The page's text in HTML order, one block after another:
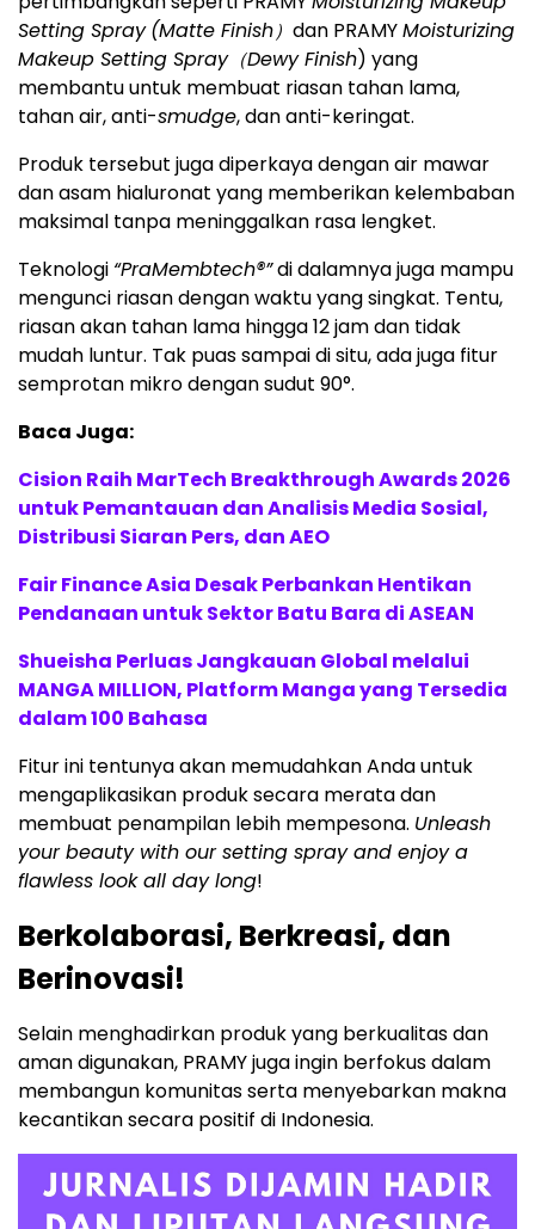
Setting Spray (Matte Finish） dan PRAMYMoisturizing
Makeup Setting Spray（Dewy Finish) yang
membantu untuk membuat riasan tahan lama,
tahan air, anti-smudge, dan anti-keringat.
Produk tersebut juga diperkaya dengan air mawar
dan asam hialuronat yang memberikan kelembaban
maksimal tanpa meninggalkan rasa lengket.
Teknologi “PraMembtech®”di dalamnya juga mampu
mengunci riasan dengan waktu yang singkat. Tentu,
riasan akan tahan lama hingga 12 jam dan tidak
mudah luntur. Tak puas sampai di situ, ada juga fitur
semprotan mikro dengan sudut 90°.
Baca Juga:
Cision Raih MarTech Breakthrough Awards 2026
untuk Pemantauan dan Analisis Media Sosial,
Distribusi Siaran Pers, dan AEO
Fair Finance Asia Desak Perbankan Hentikan
Pendanaan untuk Sektor Batu Bara di ASEAN
Shueisha Perluas Jangkauan Global melalui
MANGA MILLION, Platform Manga yang Tersedia
dalam 100 Bahasa
Fitur ini tentunya akan memudahkan Anda untuk
mengaplikasikan produk secara merata dan
membuat penampilan lebih mempesona. Unleash
your beauty with our setting spray and enjoy a
flawless look all day long!
Berkolaborasi, Berkreasi, dan
Berinovasi!
Selain menghadirkan produk yang berkualitas dan
aman digunakan, PRAMY juga ingin berfokus dalam
membangun komunitas serta menyebarkan makna
kecantikan secara positif di Indonesia.